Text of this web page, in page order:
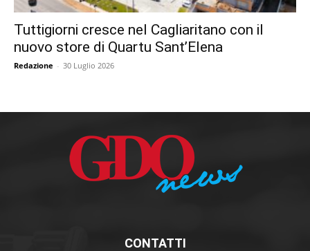
Tuttigiorni cresce nel Cagliaritano con il
nuovo store di Quartu Sant’Elena
Redazione - 30 Luglio 2026
CONTATTI